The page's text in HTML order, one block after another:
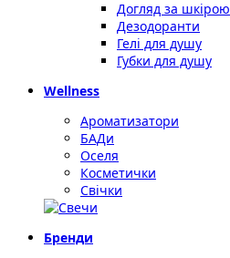
Догляд за шкірою
Дезодоранти
Гелі для душу
Губки для душу
Wellness
Ароматизатори
БАДи
Оселя
Косметички
Свічки
Бренди